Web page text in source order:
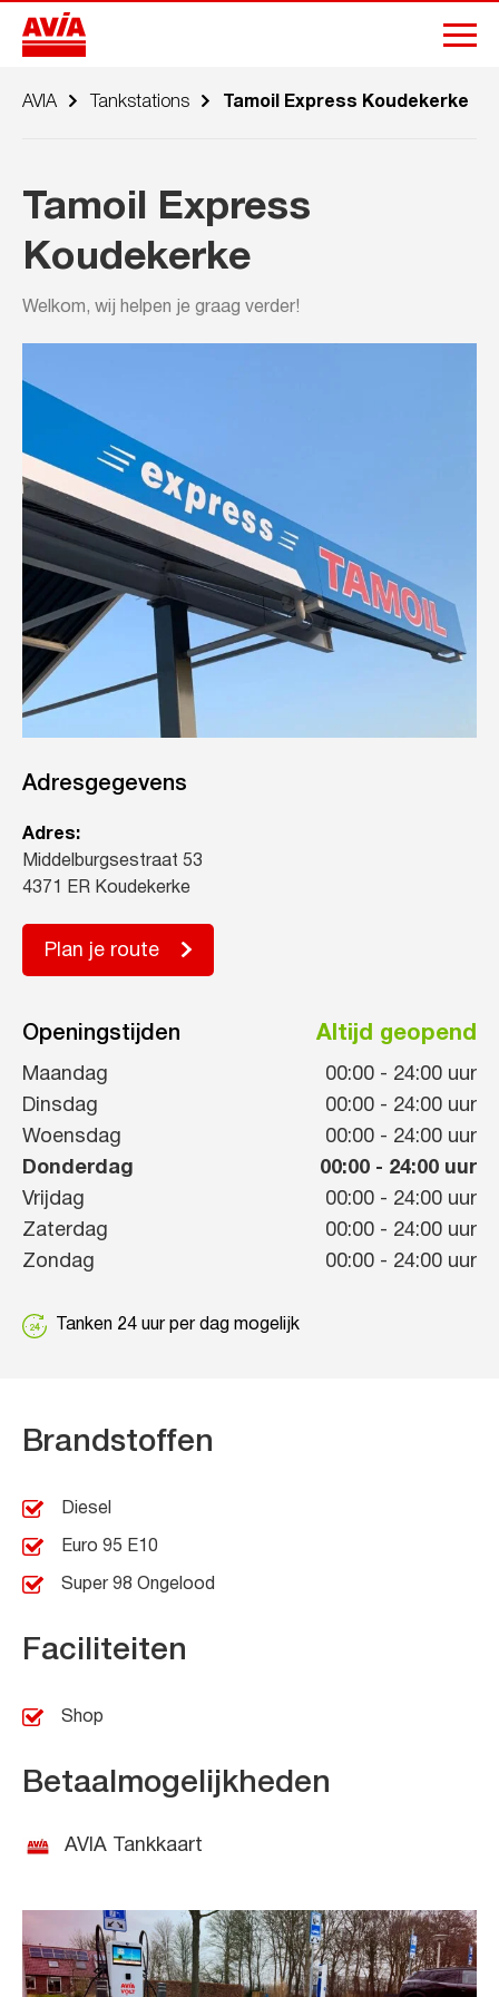
AVIA Tankstations Tamoil Express Koudekerke
Tamoil Express
Koudekerke
Welkom, wij helpen je graag verder!
Adresgegevens
Adres:
Middelburgsestraat 53
4371 ER Koudekerke
Plan je route
Openingstijden Altijd geopend
Maandag 00:00 - 24:00 uur
Dinsdag
00:00 - 24:00 uur
Woensdag
00:00 - 24:00 uur
Donderdag
00:00 - 24:00 uur
Vrijdag
00:00 - 24:00 uur
Zaterdag
00:00 - 24:00 uur
Zondag
00:00 - 24:00 uur
Tanken 24 uur per dag mogelijk
Brandstoffen
Diesel
Euro 95 E10
Super 98 Ongelood
Faciliteiten
Shop
Betaalmogelijkheden
AVIA Tankkaart